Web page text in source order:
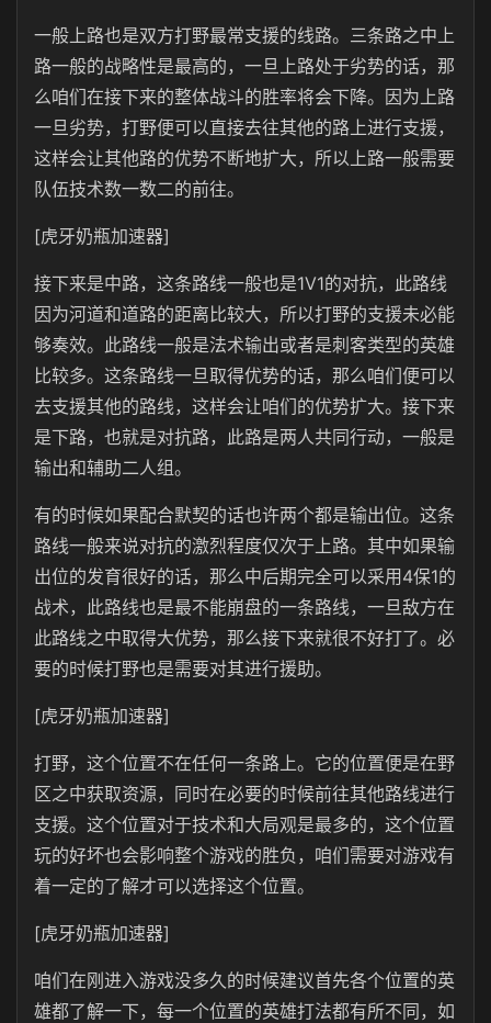
一般上路也是双方打野最常支援的线路。三条路之中上
路一般的战略性是最高的，一旦上路处于劣势的话，那
么咱们在接下来的整体战斗的胜率将会下降。因为上路
一旦劣势，打野便可以直接去往其他的路上进行支援，
这样会让其他路的优势不断地扩大，所以上路一般需要
队伍技术数一数二的前往。
[虎牙奶瓶加速器]
接下来是中路，这条路线一般也是1V1的对抗，此路线
因为河道和道路的距离比较大，所以打野的支援未必能
够奏效。此路线一般是法术输出或者是刺客类型的英雄
比较多。这条路线一旦取得优势的话，那么咱们便可以
去支援其他的路线，这样会让咱们的优势扩大。接下来
是下路，也就是对抗路，此路是两人共同行动，一般是
输出和辅助二人组。
有的时候如果配合默契的话也许两个都是输出位。这条
路线一般来说对抗的激烈程度仅次于上路。其中如果输
出位的发育很好的话，那么中后期完全可以采用4保1的
战术，此路线也是最不能崩盘的一条路线，一旦敌方在
此路线之中取得大优势，那么接下来就很不好打了。必
要的时候打野也是需要对其进行援助。
[虎牙奶瓶加速器]
打野，这个位置不在任何一条路上。它的位置便是在野
区之中获取资源，同时在必要的时候前往其他路线进行
支援。这个位置对于技术和大局观是最多的，这个位置
玩的好坏也会影响整个游戏的胜负，咱们需要对游戏有
着一定的了解才可以选择这个位置。
[虎牙奶瓶加速器]
咱们在刚进入游戏没多久的时候建议首先各个位置的英
雄都了解一下，每一个位置的英雄打法都有所不同，如